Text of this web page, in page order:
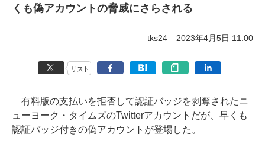
くも偽アカウントの脅威にさらされる
tks24 2023年4月5日 11:00
リスト
有料版の支払いを拒否して認証バッジを剥奪されたニ
ューヨーク・タイムズのTwitterアカウントだが、早くも
認証バッジ付きの偽アカウントが登場した。